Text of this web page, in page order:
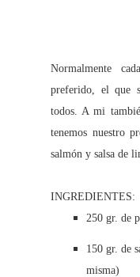
Normalmente
preferido, el que
todos. A mi
tenemos nuestro
salmón y salsa de
INGREDIENTES:
250 gr. de
150 gr. de
misma)